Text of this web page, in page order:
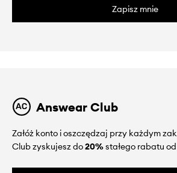
Zapisz mnie
Answear Club
Załóż konto i oszczędzaj przy każdym
Club zyskujesz do20%stałego rabatu